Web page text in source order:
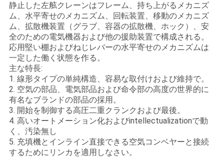
品
質
管
理
ニ
ュ
ー
静止した左舷クレーンはフレーム、持ち上がるメカニズ
ム、水平寄せのメカニズム、回転装置、移動のメカニズ
ム、拡散機装置（グラブ、容器の拡散機、ホック）、安
全のための電気機器および他の援助装置で構成される。
応用堅い棚およびねじレバーの水平寄せのメカニズムは
一定した働く状態を作る。
主な特長:
1. 線形タイプの単純構造、容易な取付けおよび維持で。
2. 空気の部品、電気部品および命令部の高度の世界的に
有名なブランドの部品の採用。
3. 開始を制御する高圧二重クランクおよび最後。
4. 高いオートメーション化およびintellectualizationで動
く、汚染無し
5. 充填機とインライン直接できる空気コンベヤーと接続
するためにリンカを適用しなさい。